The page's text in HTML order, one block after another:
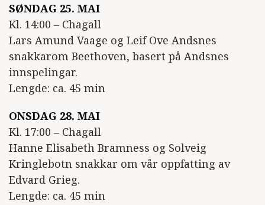
SØNDAG 25. MAI
Kl. 14:00 – Chagall
Lars Amund Vaage og Leif Ove Andsnes
snakkarom Beethoven, basert på Andsnes
innspelingar.
Lengde: ca. 45 min
ONSDAG 28. MAI
Kl. 17:00 – Chagall
Hanne Elisabeth Bramness og Solveig
Kringlebotn snakkar om vår oppfatting av
Edvard Grieg.
Lengde: ca. 45 min